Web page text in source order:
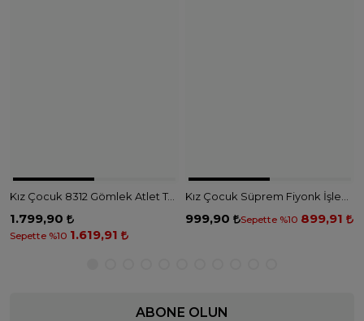
Kız Çocuk 8312 Gömlek Atlet Tshirt - EKRU LACİVERT
1.799,90
Sepette %10 1.619,91
999,90 Sepette %10 899,91
ABONE OLUN